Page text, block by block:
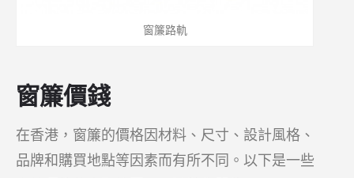
窗簾路軌
窗簾價錢
在香港，窗簾的價格因材料、尺寸、設計風格、
品牌和購買地點等因素而有所不同。以下是一些